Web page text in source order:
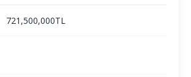
721,500,000TL